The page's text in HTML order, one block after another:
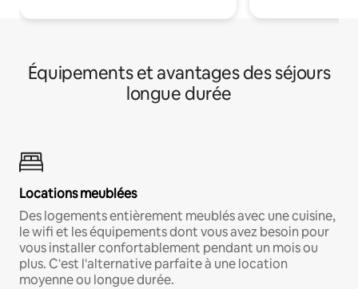
Équipements et avantages des séjours
longue durée
Locations meublées
Des logements entièrement meublés avec une cuisine,
le wifi et les équipements dont vous avez besoin pour
vous installer confortablement pendant un mois ou
plus. C'est l'alternative parfaite à une location
moyenne ou longue durée.